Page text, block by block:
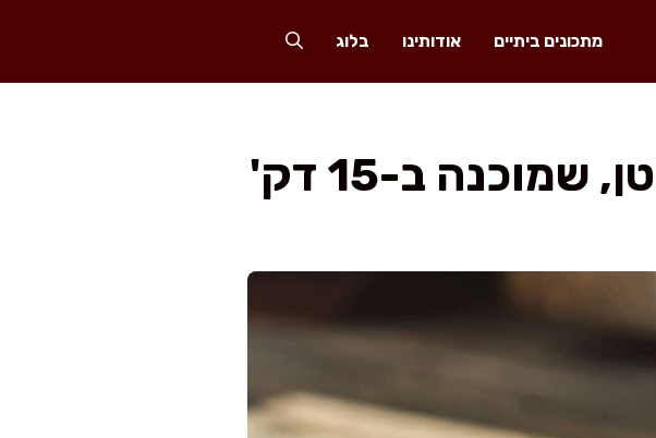
מתכונים ביתיים אודותינו בלוג
ב-15 דק'